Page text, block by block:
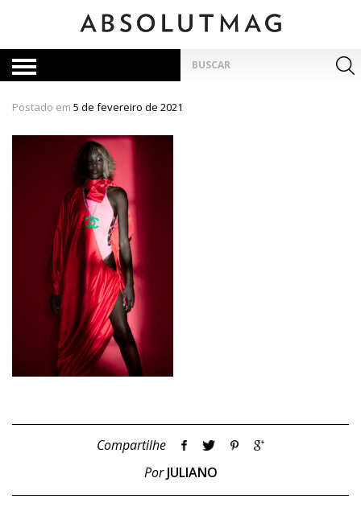
por:
Postado em 5 de fevereiro de 2021
Compartilhe
PorJULIANO